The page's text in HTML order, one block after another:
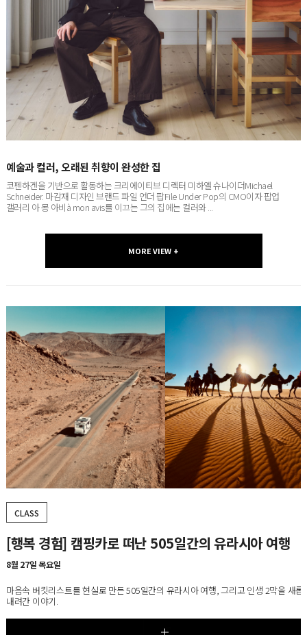
코펜하겐을 기반으로 활동하는 크리에이티브 디렉터 미하엘 슈나이더Michael
Schneider. 마감재 디자인 브랜드 파일 언더 팝File Under Pop의 CMO이자 팝업
갤러리 아 몽 아비à mon avis를 이끄는 그의 집에는 컬러와 ...
CLASS
[5강] 20세기 가구 마스터피스 100, 시즌5
8월 25일~9월 22일, 매주 화요일
과정을 살펴보는 디자인 교양 클래스